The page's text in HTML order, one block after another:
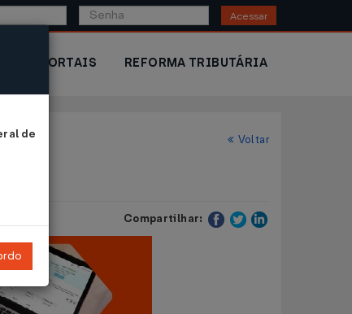
Acessar
PORTAIS REFORMA TRIBUTÁRIA
Voltar
Compartilhar:
de